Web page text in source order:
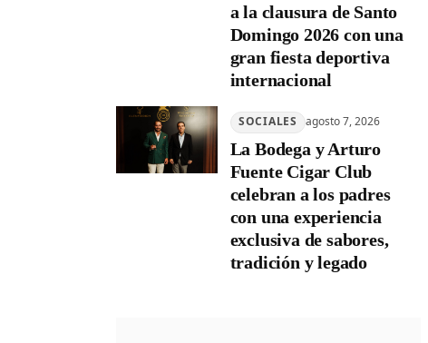
a la clausura de Santo
Domingo 2026 con una
gran fiesta deportiva
internacional
SOCIALES agosto 7, 2026
La Bodega y Arturo
Fuente Cigar Club
celebran a los padres
con una experiencia
exclusiva de sabores,
tradición y legado